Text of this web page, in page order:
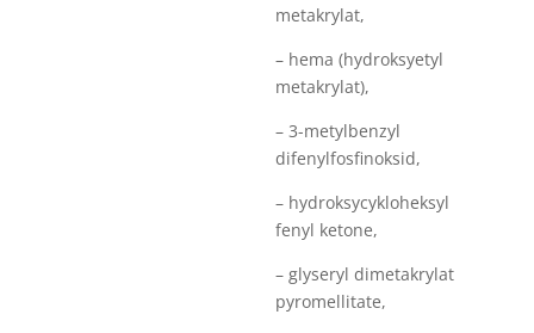
metakrylat,
– hema (hydroksyetyl
metakrylat),
– 3-metylbenzyl
difenylfosfinoksid,
– hydroksycykloheksyl
fenyl ketone,
– glyseryl dimetakrylat
pyromellitate,